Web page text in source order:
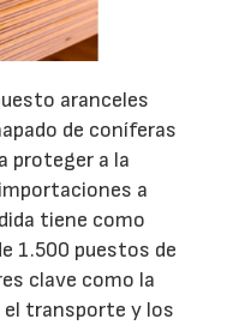
aranceles
de coníferas
proteger a la
a
tiene como
1.500 puestos de
clave como la
transporte y los